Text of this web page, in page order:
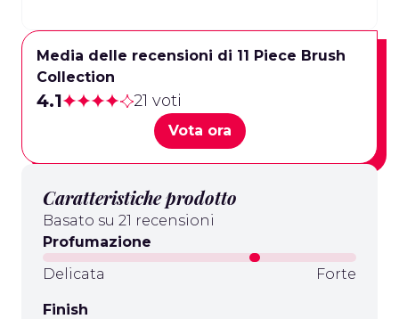
Media delle recensioni di 11 Piece Brush
Collection
4.1 21 voti
Vota ora
Caratteristiche prodotto
Basato su 21 recensioni
Profumazione
Delicata
Forte
Finish